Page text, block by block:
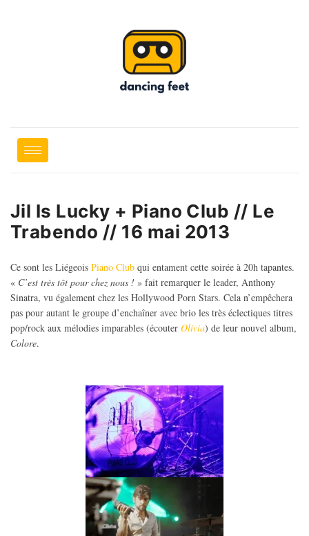
Jil Is Lucky + Piano Club // Le
Trabendo // 16 mai 2013
Ce sont les Liégeois Piano Club qui entament cette soirée à 20h tapantes.
« C’est très tôt pour chez nous ! » fait remarquer le leader, Anthony
Sinatra, vu également chez les Hollywood Porn Stars. Cela n’empêchera
pas pour autant le groupe d’enchaîner avec brio les très éclectiques titres
pop/rock aux mélodies imparables (écouter Olivia) de leur nouvel album,
Colore.